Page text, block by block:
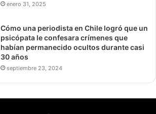
enero 31, 2025
Cómo una periodista en Chile logró que un
psicópata le confesara crímenes que
habían permanecido ocultos durante casi
30 años
septiembre 23, 2024